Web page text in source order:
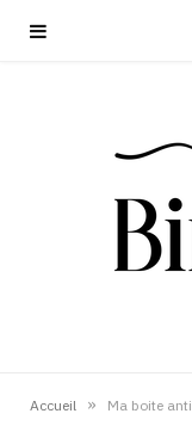
Accueil » Ma boite